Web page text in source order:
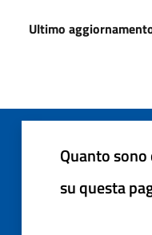
Ultimo
Quanto
su questa